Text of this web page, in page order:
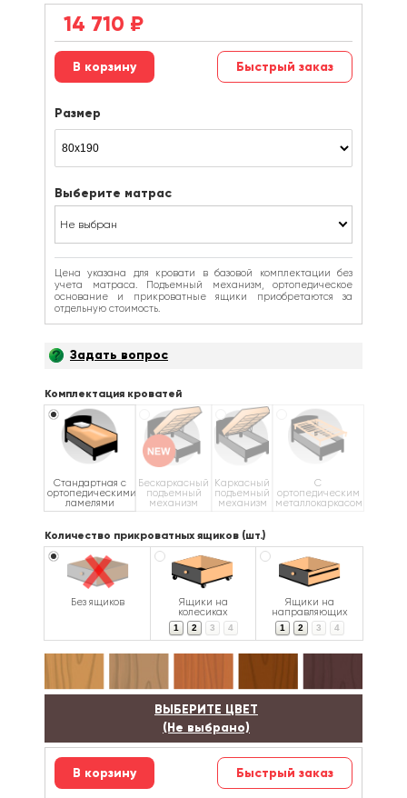
14 710 ₽
Быстрый заказ
Размер
Выберите матрас
Не выбран
Цена указана для кровати в базовой комплектации без
учета матраса. Подъемный механизм, ортопедическое
основание и прикроватные ящики приобретаются за
отдельную стоимость.
Задать вопрос
Комплектация кроватей
Стандартная с
ортопедическими
ламелями
Бескаркасный
подъемный
механизм
Каркасный
подъемный
механизм
С
ортопедическим
металлокаркасом
Количество прикроватных ящиков (шт.)
Без ящиков
Ящики на
колесиках
1 2 3 4
Ящики на
направляющих
1 2 3 4
ВЫБЕРИТЕ ЦВЕТ
(Не выбрано)
Быстрый заказ